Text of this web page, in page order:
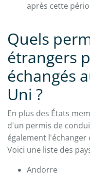
après cette
Quels
étrangers
échangés
Uni ?
En plus des États
d'un permis de
également
Voici une liste des
Andorre